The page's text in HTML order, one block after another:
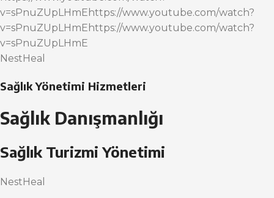
v=sPnuZUpLHmEhttps://www.youtube.com/watch?
v=sPnuZUpLHmEhttps://www.youtube.com/watch?
v=sPnuZUpLHmE
NestHeal
Sağlık Yönetimi Hizmetleri
Sağlık Danışmanlığı
Sağlık Turizmi Yönetimi
NestHeal